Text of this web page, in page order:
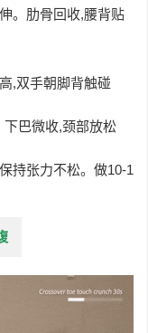
。肋骨回收,腰背贴
,双手朝脚背触碰
巴微收,颈部放松
持张力不松。做10-1